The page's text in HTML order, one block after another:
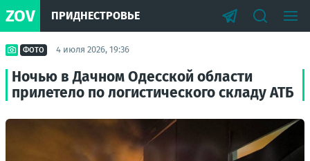
ZOV ПРИДНЕСТРОВЬЕ
ФОТО 4 июля 2026, 19:36
Ночью в Дачном Одесской области
прилетело по логистического складу АТБ